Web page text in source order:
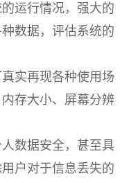
运行情况，强大的
数据，评估系统的
实再现各种使用场
存大小、屏幕分辨
数据安全，甚至具
户对于信息丢失的